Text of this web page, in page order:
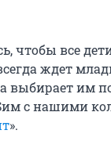
чтобы все
ждет
выбирает им
с нашими
».